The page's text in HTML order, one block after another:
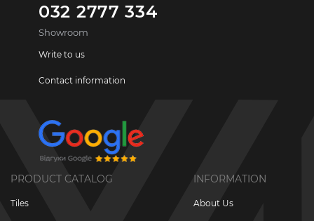
032 2777 334
Showroom
Write to us
Contact information
PRODUCT CATALOG
Tiles
INFORMATION
About Us